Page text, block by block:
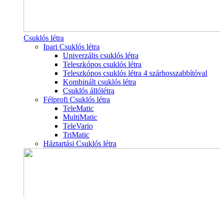
Csuklós létra
Ipari Csuklós létra
Univerzális csuklós létra
Teleszkópos csuklós létra
Teleszkópos csuklós létra 4 szárhosszabbítóval
Kombinált csuklós létra
Csuklós állólétra
Félprofi Csuklós létra
TeleMatic
MultiMatic
TeleVario
TriMatic
Háztartási Csuklós létra